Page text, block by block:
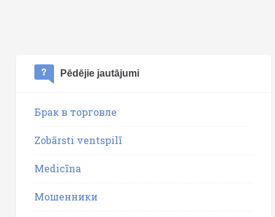
Pēdējie jautājumi
Брак в торговле
Zobārsti ventspilī
Medicīna
Мошенники